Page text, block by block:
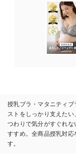
授乳ブラ・マタニティ
ストをしっかり支えたい
つわりで気分がすぐれ
すすめ。全商品授乳対
す。